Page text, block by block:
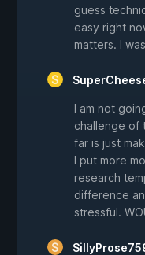
guess
easy right
matters. I
I am not
challenge of
far is just
I put more
research
difference
stressful.